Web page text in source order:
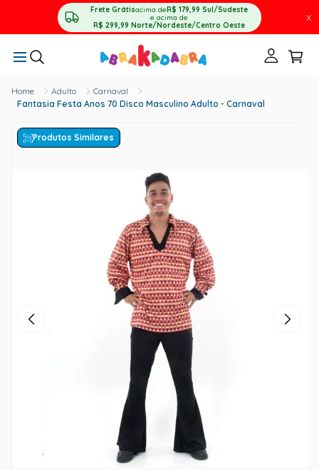
Frete Grátisacima deR$ 179,99 Sul/Sudeste
e acima de
R$ 299,99 Norte/Nordeste/Centro Oeste
X
Adulto
Carnaval
Fantasia Festa Anos 70 Disco Masculino Adulto - Carnaval
Produtos Similares